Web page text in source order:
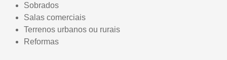
Sobrados
Salas comerciais
Terrenos urbanos ou rurais
Reformas